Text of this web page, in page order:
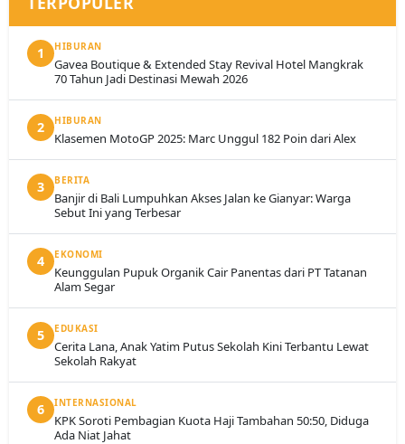
1 HIBURAN
Gavea Boutique & Extended Stay Revival Hotel Mangkrak
70 Tahun Jadi Destinasi Mewah 2026
2 HIBURAN
Klasemen MotoGP 2025: Marc Unggul 182 Poin dari Alex
3 BERITA
Banjir di Bali Lumpuhkan Akses Jalan ke Gianyar: Warga
Sebut Ini yang Terbesar
4 EKONOMI
Keunggulan Pupuk Organik Cair Panentas dari PT Tatanan
Alam Segar
5 EDUKASI
Cerita Lana, Anak Yatim Putus Sekolah Kini Terbantu Lewat
Sekolah Rakyat
6 INTERNASIONAL
KPK Soroti Pembagian Kuota Haji Tambahan 50:50, Diduga
Ada Niat Jahat